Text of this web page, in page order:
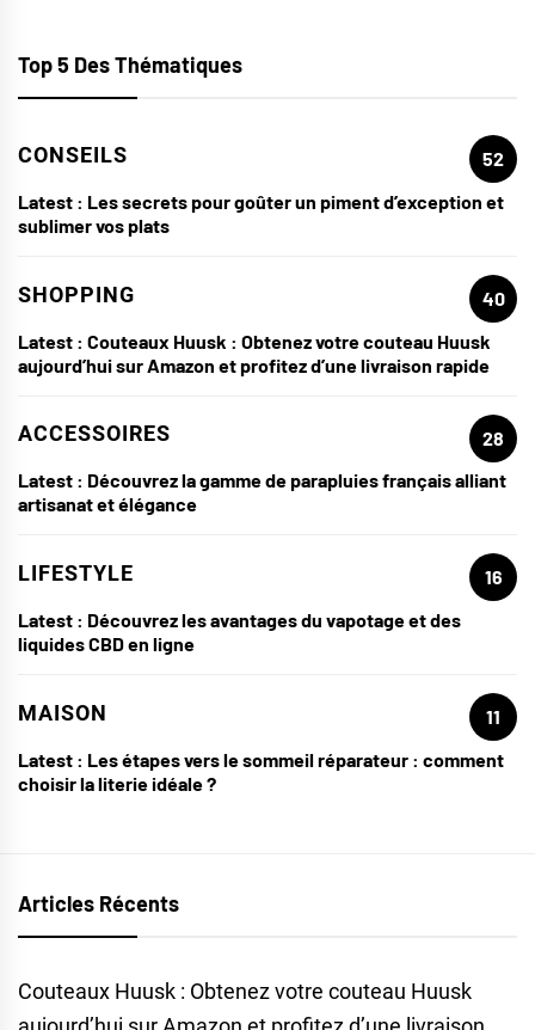
Top 5 Des Thématiques
CONSEILS
52
Latest : Les secrets pour goûter un piment d’exception et
sublimer vos plats
SHOPPING
40
Latest : Couteaux Huusk : Obtenez votre couteau Huusk
aujourd’hui sur Amazon et profitez d’une livraison rapide
ACCESSOIRES
28
Latest : Découvrez la gamme de parapluies français alliant
artisanat et élégance
LIFESTYLE
16
Latest : Découvrez les avantages du vapotage et des
liquides CBD en ligne
MAISON
11
Latest : Les étapes vers le sommeil réparateur : comment
choisir la literie idéale ?
Articles Récents
Couteaux Huusk : Obtenez votre couteau Huusk